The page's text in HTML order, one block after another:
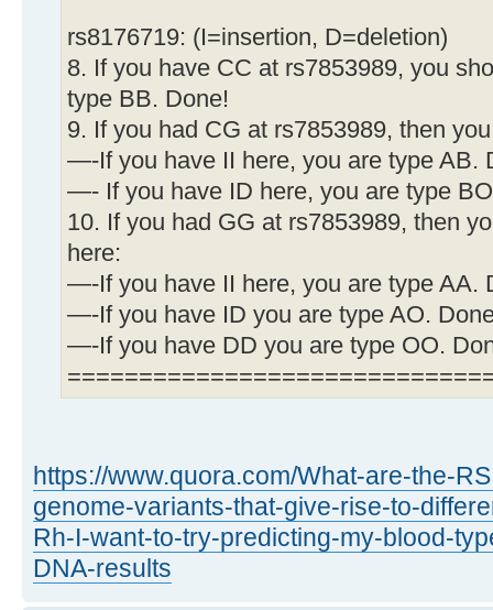
rs8176719: (I=insertion, D=deletion)
8. If you have CC at rs7853989, you
type BB. Done!
9. If you had CG at rs7853989, then
—-If you have II here, you are type AB.
—- If you have ID here, you are type
10. If you had GG at rs7853989, then
here:
—-If you have II here, you are type AA.
—-If you have ID you are type AO.
—-If you have DD you are type OO.
https://www.quora.com/What-are-the-
genome-variants-that-give-rise-to-
Rh-I-want-to-try-predicting-my-blood-
DNA-results